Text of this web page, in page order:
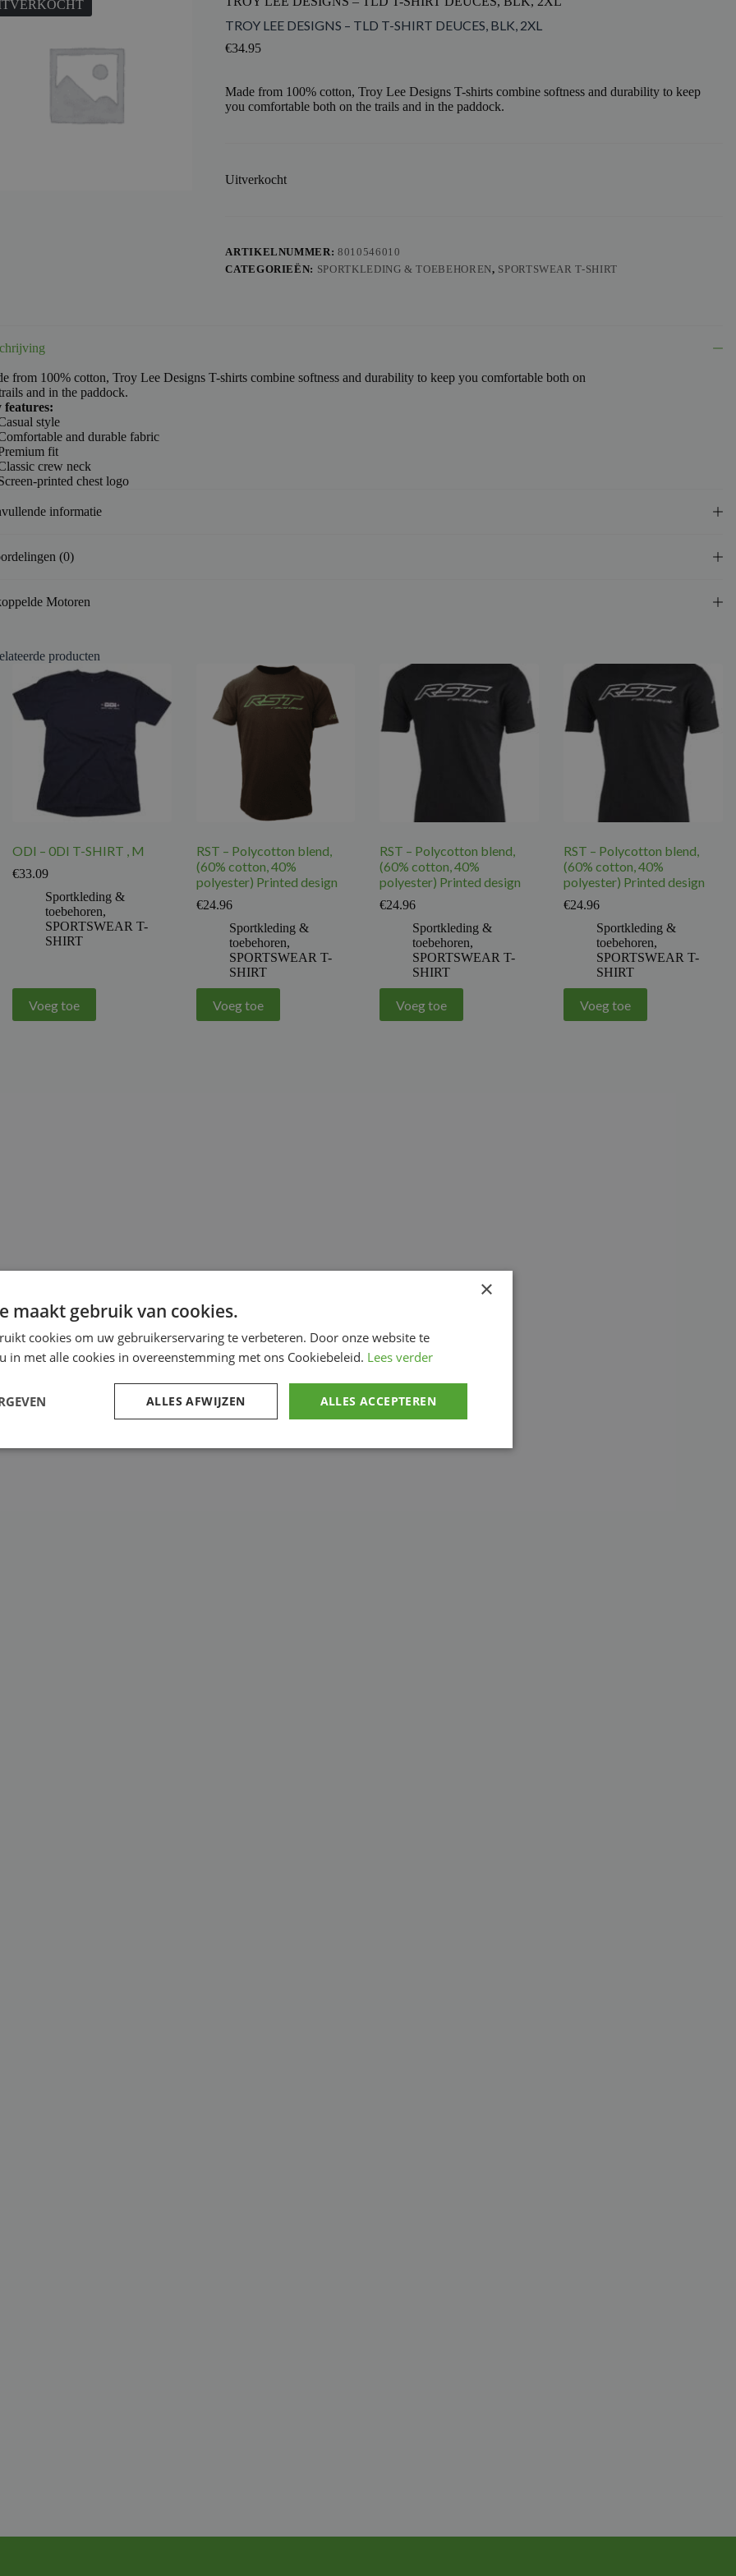
TROY LEE DESIGNS – TLD T-SHIRT DEUCES, BLK, 2XL
€34.95
Made from 100% cotton, Troy Lee Designs T-shirts combine softness and durability to keep
you comfortable both on the trails and in the paddock.
Uitverkocht
ARTIKELNUMMER:8010546010
CATEGORIEËN: SPORTKLEDING & TOEBEHOREN, SPORTSWEAR T-SHIRT
from 100% cotton, Troy Lee Designs T-shirts combine softness and durability to keep you comfortable both on
and in the paddock.
features:
style
and durable fabric
fit
crew neck
printed chest logo
informatie
(0)
Motoren
producten
ODI – 0DI T-SHIRT , M
€33.09
Sportkleding &
toebehoren,
SPORTSWEAR T-
SHIRT
Voeg toe
RST – Polycotton blend,
(60% cotton, 40%
polyester) Printed design
€24.96
Sportkleding &
toebehoren,
SPORTSWEAR T-
SHIRT
Voeg toe
RST – Polycotton blend,
(60% cotton, 40%
polyester) Printed design
€24.96
Sportkleding &
toebehoren,
SPORTSWEAR T-
SHIRT
Voeg toe
RST – Polycotton blend,
(60% cotton, 40%
polyester) Printed design
€24.96
Sportkleding &
toebehoren,
SPORTSWEAR T-
SHIRT
Voeg toe
×
maakt gebruik van cookies.
cookies om uw gebruikerservaring te verbeteren. Door onze website te
in met alle cookies in overeenstemming met ons Cookiebeleid. Lees verder
ALLES ACCEPTEREN
ALLES AFWIJZEN